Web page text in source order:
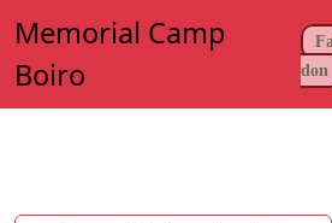
Memorial Camp
Boiro
don